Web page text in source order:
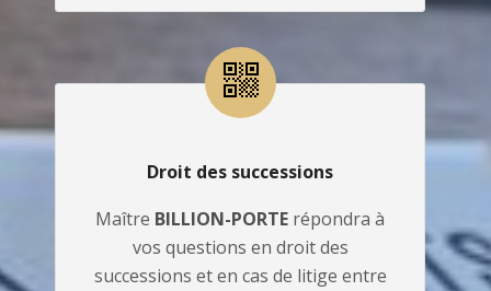
Droit des successions
Maître BILLION-PORTE répondra à
vos questions en droit des
successions et en cas de litige entre